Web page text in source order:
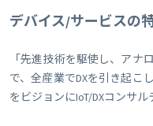
デバイス/サービスの
「先進技術を駆使し、アナ
で、全産業でDXを引き起こ
をビジョンにIoT/DXコンサ